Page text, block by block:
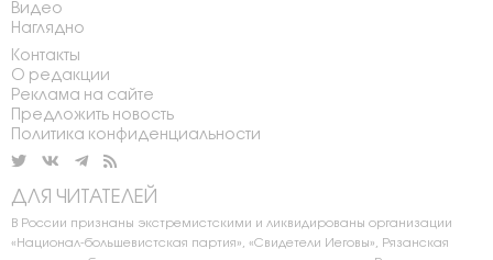
Видео
Наглядно
Контакты
О редакции
Реклама на сайте
Предложить новость
Политика конфиденциальности
ДЛЯ ЧИТАТЕЛЕЙ
В России признаны экстремистскими и ликвидированы организации
«Национал-большевистская партия», «Свидетели Иеговы», Рязанская